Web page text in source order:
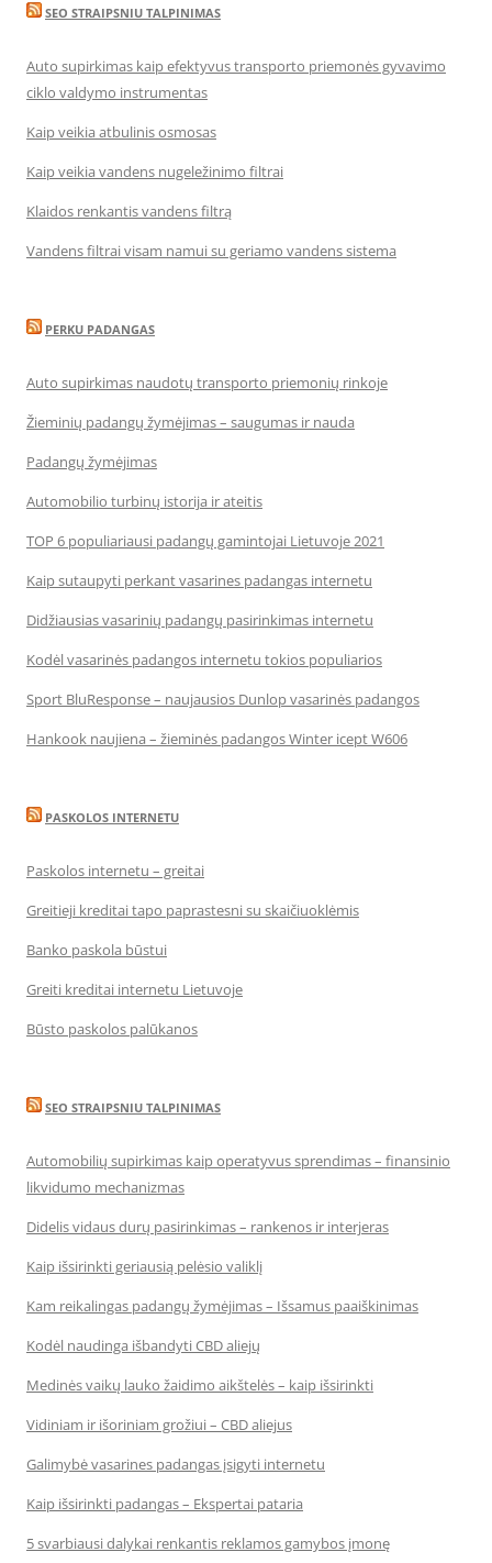
SEO STRAIPSNIU TALPINIMAS
Auto supirkimas kaip efektyvus transporto priemonės gyvavimo
ciklo valdymo instrumentas
Kaip veikia atbulinis osmosas
Kaip veikia vandens nugeležinimo filtrai
Klaidos renkantis vandens filtrą
Vandens filtrai visam namui su geriamo vandens sistema
PERKU PADANGAS
Auto supirkimas naudotų transporto priemonių rinkoje
Žieminių padangų žymėjimas – saugumas ir nauda
Padangų žymėjimas
Automobilio turbinų istorija ir ateitis
TOP 6 populiariausi padangų gamintojai Lietuvoje 2021
Kaip sutaupyti perkant vasarines padangas internetu
Didžiausias vasarinių padangų pasirinkimas internetu
Kodėl vasarinės padangos internetu tokios populiarios
Sport BluResponse – naujausios Dunlop vasarinės padangos
Hankook naujiena – žieminės padangos Winter icept W606
PASKOLOS INTERNETU
Paskolos internetu – greitai
Greitieji kreditai tapo paprastesni su skaičiuoklėmis
Banko paskola būstui
Greiti kreditai internetu Lietuvoje
Būsto paskolos palūkanos
SEO STRAIPSNIU TALPINIMAS
Automobilių supirkimas kaip operatyvus sprendimas – finansinio
likvidumo mechanizmas
Didelis vidaus durų pasirinkimas – rankenos ir interjeras
Kaip išsirinkti geriausią pelėsio valiklį
Kam reikalingas padangų žymėjimas – Išsamus paaiškinimas
Kodėl naudinga išbandyti CBD aliejų
Medinės vaikų lauko žaidimo aikštelės – kaip išsirinkti
Vidiniam ir išoriniam grožiui – CBD aliejus
Galimybė vasarines padangas įsigyti internetu
Kaip išsirinkti padangas – Ekspertai pataria
5 svarbiausi dalykai renkantis reklamos gamybos įmonę